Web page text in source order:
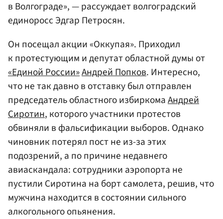
в Волгограде», — рассуждает волгоградский
единоросс Эдгар Петросян.
Он посещал акции «Оккупая». Приходил
к протестующим и депутат областной думы от
«Единой России»Андрей Попков. Интересно,
что не так давно в отставку был отправлен
председатель областного избиркомаАндрей
Сиротин, которого участники протестов
обвиняли в фальсификации выборов. Однако
чиновник потерял пост не из-за этих
подозрений, а по причине недавнего
авиаскандала: сотрудники аэропорта не
пустили Сиротина на борт самолета, решив, что
мужчина находится в состоянии сильного
алкогольного опьянения.